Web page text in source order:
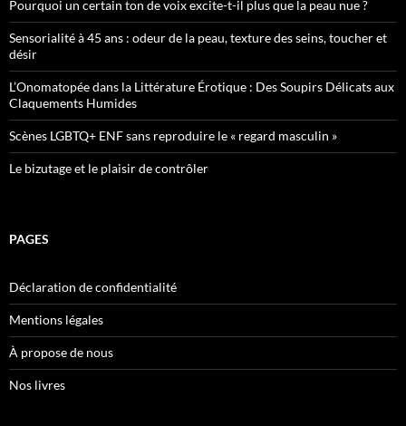
Pourquoi un certain ton de voix excite-t-il plus que la peau nue ?
Sensorialité à 45 ans : odeur de la peau, texture des seins, toucher et
désir
L’Onomatopée dans la Littérature Érotique : Des Soupirs Délicats aux
Claquements Humides
Scènes LGBTQ+ ENF sans reproduire le « regard masculin »
Le bizutage et le plaisir de contrôler
PAGES
Déclaration de confidentialité
Mentions légales
À propose de nous
Nos livres